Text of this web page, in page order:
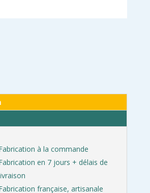
à la commande
en 7 jours + délais de
française, artisanale